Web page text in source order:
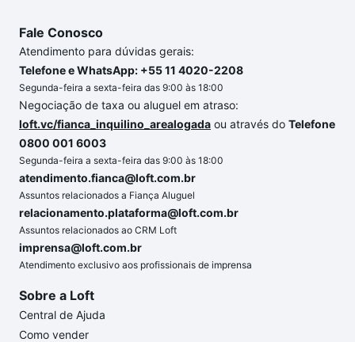
Fale Conosco
Atendimento para dúvidas gerais:
Telefone e WhatsApp: +55 11 4020-2208
Segunda-feira a sexta-feira das 9:00 às 18:00
Negociação de taxa ou aluguel em atraso:
loft.vc/fianca_inquilino_arealogada ou através do Telefone
0800 001 6003
Segunda-feira a sexta-feira das 9:00 às 18:00
atendimento.fianca@loft.com.br
Assuntos relacionados a Fiança Aluguel
relacionamento.plataforma@loft.com.br
Assuntos relacionados ao CRM Loft
imprensa@loft.com.br
Atendimento exclusivo aos profissionais de imprensa
Sobre a Loft
Central de Ajuda
Como vender